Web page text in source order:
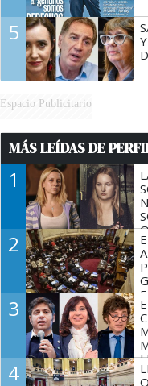
5
Espacio Publicitario
MÁS LEÍDAS DE
1
2
3
4